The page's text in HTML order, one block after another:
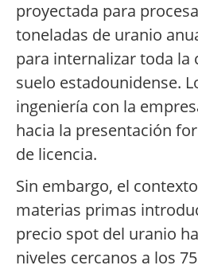
proyectada para
toneladas de uranio
para internalizar toda la
suelo estadounidense.
ingeniería con la
hacia la presentación
de licencia.
Sin embargo, el
materias primas
precio spot del uranio
niveles cercanos a los